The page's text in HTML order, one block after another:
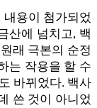
용이 첨가되었
산에 넘치고, 백
래 극본의 순정
는 작용을 할 수
바뀌었다. 백사
쓴 것이 아니었